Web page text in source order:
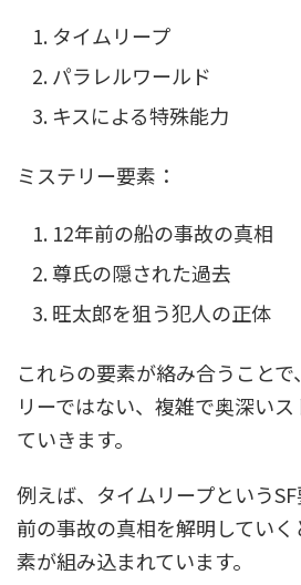
タイムリープ
パラレルワールド
キスによる特殊能力
ミステリー要素：
12年前の船の事故の真相
尊氏の隠された過去
旺太郎を狙う犯人の正体
これらの要素が絡み合うこと
リーではない、複雑で奥深い
ていきます。
例えば、タイムリープという
前の事故の真相を解明してい
素が組み込まれています。